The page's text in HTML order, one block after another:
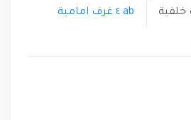
ab ٤ غرف امامية